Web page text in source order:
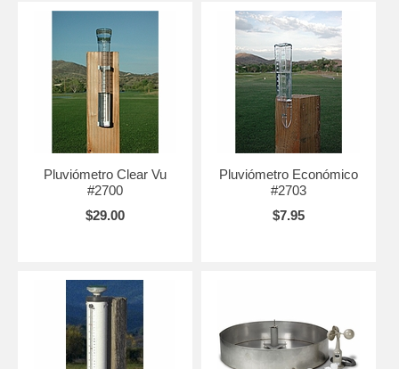
Pluviómetro Clear Vu
#2700
$29.00
Pluviómetro Económico
#2703
$7.95